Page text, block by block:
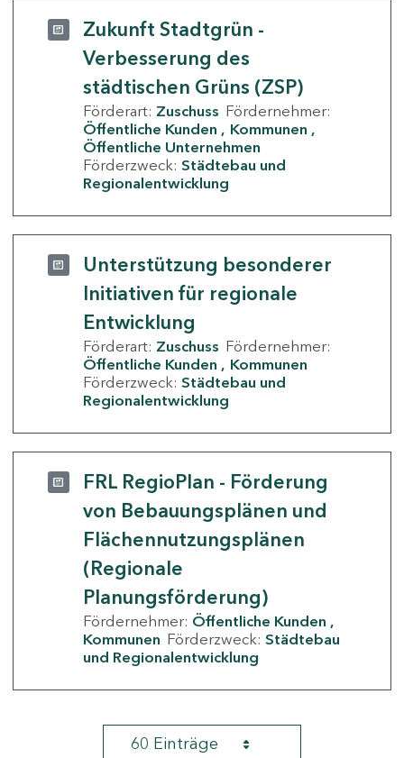
Zukunft Stadtgrün -
Verbesserung des
städtischen Grüns (ZSP)
Förderart: Zuschuss Fördernehmer:
Öffentliche Kunden
Kommunen
Öffentliche Unternehmen
Förderzweck: Städtebau und
Regionalentwicklung
Unterstützung besonderer
Initiativen für regionale
Entwicklung
Förderart: Zuschuss Fördernehmer:
Öffentliche Kunden
Kommunen
Förderzweck: Städtebau und
Regionalentwicklung
FRL RegioPlan - Förderung
von Bebauungsplänen und
Flächennutzungsplänen
(Regionale
Planungsförderung)
Fördernehmer: Öffentliche Kunden
Kommunen Förderzweck: Städtebau
und Regionalentwicklung
60 Einträge